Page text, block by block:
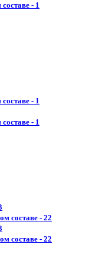
- 1
- 1
- 1
составе - 22
составе - 22